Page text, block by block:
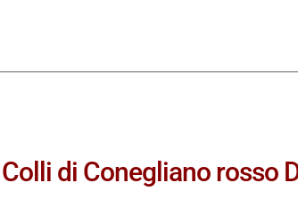
Colli di Conegliano rosso